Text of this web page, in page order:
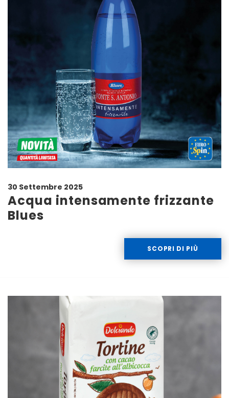
30 Settembre 2025
Acqua intensamente frizzante
Blues
SCOPRI DI PIÙ